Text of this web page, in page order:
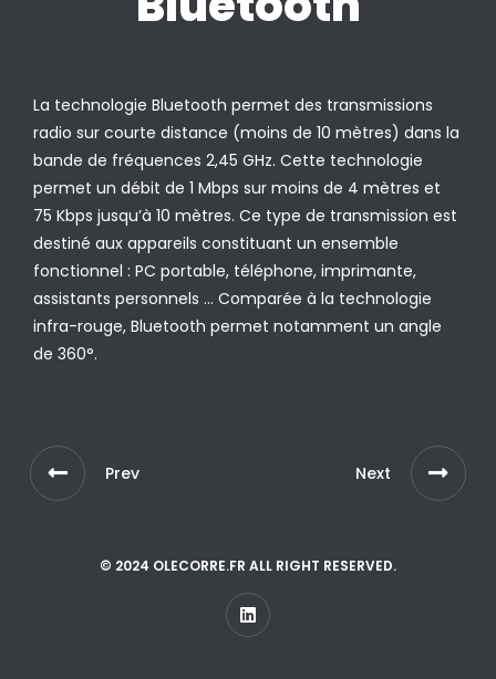
La technologie Bluetooth permet des transmissions
radio sur courte distance (moins de 10 mètres) dans la
bande de fréquences 2,45 GHz. Cette technologie
permet un débit de 1 Mbps sur moins de 4 mètres et
75 Kbps jusqu’à 10 mètres. Ce type de transmission est
destiné aux appareils constituant un ensemble
fonctionnel : PC portable, téléphone, imprimante,
assistants personnels … Comparée à la technologie
infra-rouge, Bluetooth permet notamment un angle
de 360°.
Prev Next
© 2024 OLECORRE.FR ALL RIGHT RESERVED.